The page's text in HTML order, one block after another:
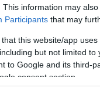
This information may
Participants that may
that this website/app
but not limited
to Google and its third-
consent section.
Αξιοποιώντας τις
παραγωγικότητα της
στην
Manufacturing) που
Χαρακτηριστικό
ανά ημέρα.